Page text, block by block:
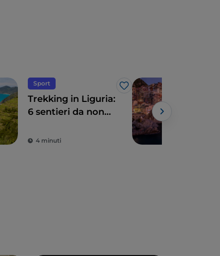
Sport
Like
Trekking in Liguria:
6 sentieri da non
4 minuti